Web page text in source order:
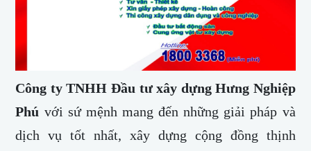
Công ty TNHH Đầu tư xây dựng Hưng Nghiệp
Phú với sứ mệnh mang đến những giải pháp và
dịch vụ tốt nhất, xây dựng cộng đồng thịnh